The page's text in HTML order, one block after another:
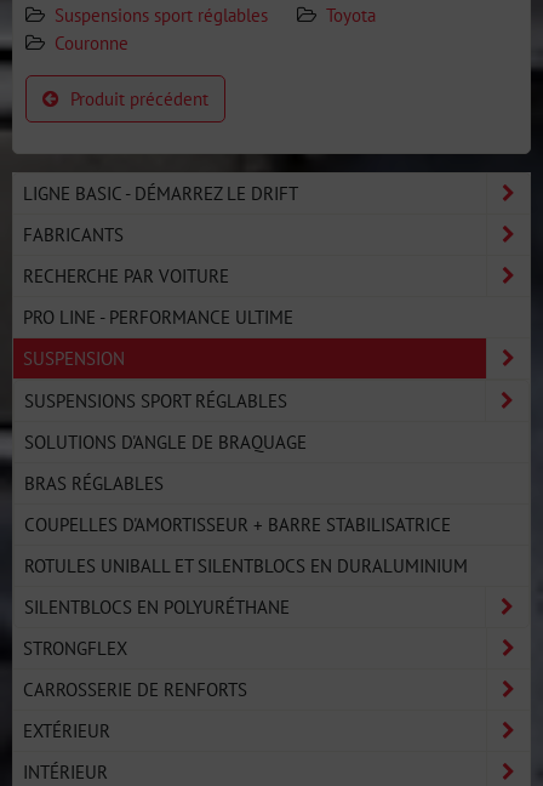
Suspensions sport réglables
Toyota
Couronne
Produit précédent
LIGNE BASIC - DÉMARREZ LE DRIFT
FABRICANTS
RECHERCHE PAR VOITURE
PRO LINE - PERFORMANCE ULTIME
SUSPENSION
SUSPENSIONS SPORT RÉGLABLES
SOLUTIONS D'ANGLE DE BRAQUAGE
BRAS RÉGLABLES
COUPELLES D'AMORTISSEUR + BARRE STABILISATRICE
ROTULES UNIBALL ET SILENTBLOCS EN DURALUMINIUM
SILENTBLOCS EN POLYURÉTHANE
STRONGFLEX
CARROSSERIE DE RENFORTS
EXTÉRIEUR
INTÉRIEUR